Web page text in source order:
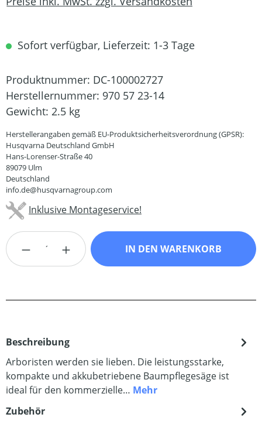
Sofort verfügbar, Lieferzeit: 1-3 Tage
Produktnummer: DC-100002727
Herstellernummer: 970 57 23-14
Gewicht: 2.5 kg
Herstellerangaben gemäß EU-Produktsicherheitsverordnung (GPSR):
Husqvarna Deutschland GmbH
Hans-Lorenser-Straße 40
89079 Ulm
Deutschland
info.de@husqvarnagroup.com
Inklusive Montageservice!
Produkt Anzahl: Gib den gewünschten
IN DEN WARENKORB
Beschreibung
Arboristen werden sie lieben. Die leistungsstarke,
kompakte und akkubetriebene Baumpflegesäge ist
ideal für den kommerzielle… Mehr
Zubehör